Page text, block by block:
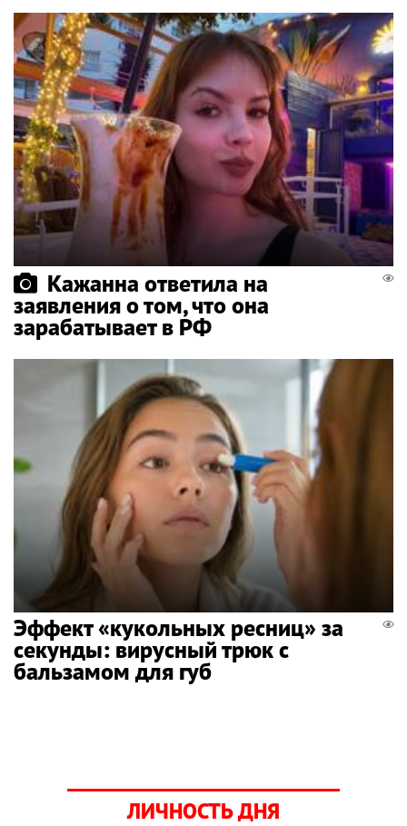
Кажанна ответила на
заявления о том, что она
зарабатывает в РФ
Эффект «кукольных ресниц» за
секунды: вирусный трюк с
бальзамом для губ
ЛИЧНОСТЬ ДНЯ